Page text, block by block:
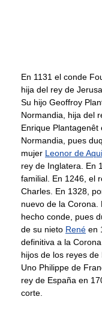
En 1131 el conde
hija del rey de
Su hijo Geoffroy
Normandia, hija del
Enrique
Normandia, pues
mujer Leonor de
rey de Inglatera. En
familial. En 1246, el
Charles. En 1328,
nuevo de la Corona.
hecho conde, pues
de su nieto René en
definitiva a la
hijos de los reyes de
Uno Philippe de
rey de España en
corte.